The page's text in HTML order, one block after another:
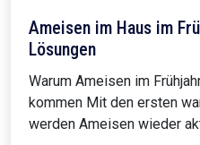
Ameisen im Haus im
Lösungen
Warum Ameisen im
kommen Mit den ersten
werden Ameisen wieder